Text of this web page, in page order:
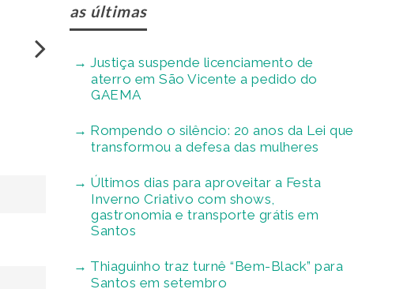
as últimas
Justiça suspende licenciamento de
aterro em São Vicente a pedido do
GAEMA
Rompendo o silêncio: 20 anos da Lei que
transformou a defesa das mulheres
Últimos dias para aproveitar a Festa
Inverno Criativo com shows,
gastronomia e transporte grátis em
Santos
Thiaguinho traz turnê “Bem-Black” para
Santos em setembro